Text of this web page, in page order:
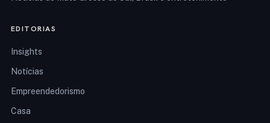
EDITORIAS
Insights
Notícias
Empreendedorismo
Casa